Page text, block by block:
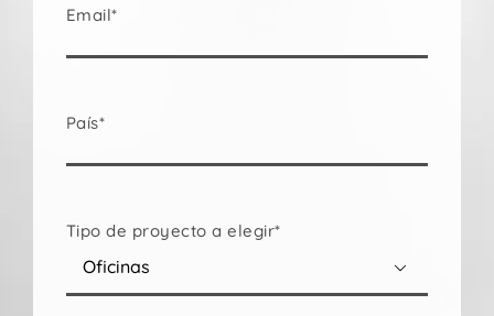
Email*
País*
Tipo de proyecto a elegir*
